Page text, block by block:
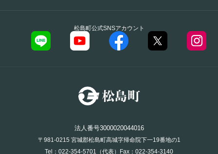
松島町公式SNSアカウント
法人番号3000020044016
〒981-0215 宮城郡松島町高城字帰命院下一19番地の1
Tel：022-354-5701（代表）Fax：022-354-3140